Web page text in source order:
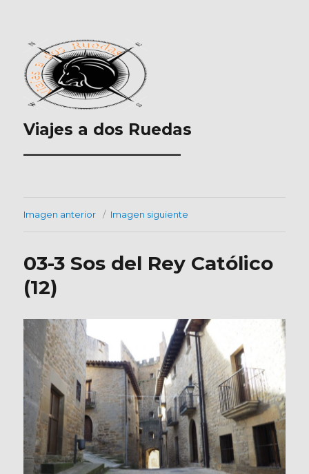
Viajes a dos Ruedas
___________________
Imagen anterior Imagen siguiente
03-3 Sos del Rey Católico
(12)